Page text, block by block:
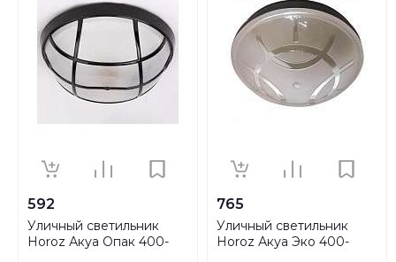
592
Уличный светильник
Horoz Акуа Опак 400-
765
Уличный светильник
Horoz Акуа Эко 400-